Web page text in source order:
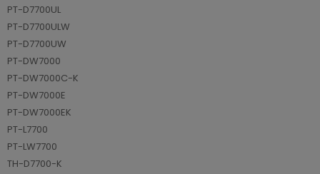
PT-D7700UL
PT-D7700ULW
PT-D7700UW
PT-DW7000
PT-DW7000C-K
PT-DW7000E
PT-DW7000EK
PT-L7700
PT-LW7700
TH-D7700-K